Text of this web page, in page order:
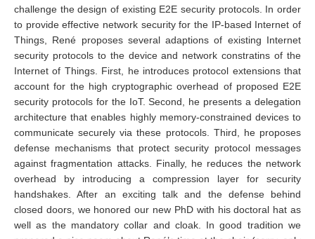
challenge the design of existing E2E security protocols. In order
to provide effective network security for the IP-based Internet of
Things, René proposes several adaptions of existing Internet
security protocols to the device and network constratins of the
Internet of Things. First, he introduces protocol extensions that
account for the high cryptographic overhead of proposed E2E
security protocols for the IoT. Second, he presents a delegation
architecture that enables highly memory-constrained devices to
communicate securely via these protocols. Third, he proposes
defense mechanisms that protect security protocol messages
against fragmentation attacks. Finally, he reduces the network
overhead by introducing a compression layer for security
handshakes. After an exciting talk and the defense behind
closed doors, we honored our new PhD with his doctoral hat as
well as the mandatory collar and cloak. In good tradition we